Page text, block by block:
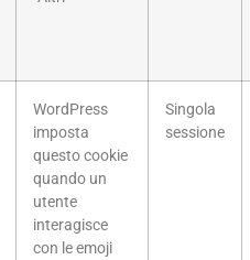
WordPress
imposta
questo cookie
quando un
utente
interagisce
con le emoji
Singola
sessione